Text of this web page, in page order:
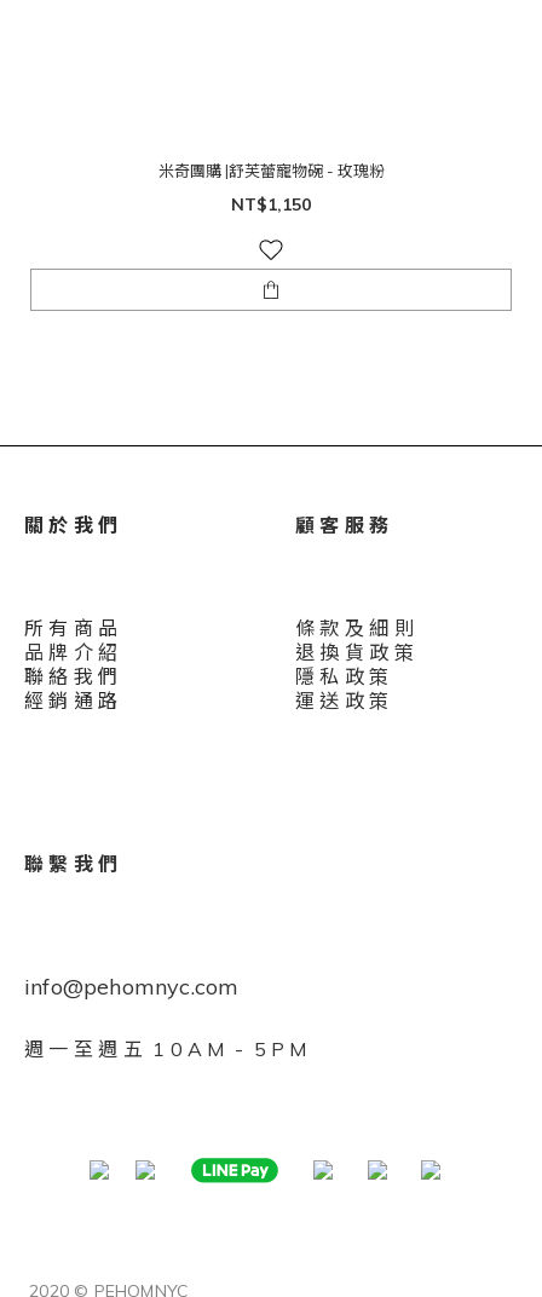
米奇團購 |舒芙蕾寵物碗 - 玫瑰粉
NT$1,150
關 於 我 們
所 有 商 品
品 牌 介 紹
聯 絡 我 們
經 銷 通 路
顧 客 服 務
條 款 及 細 則
退 換 貨 政 策
隱 私 政 策
運 送 政 策
聯 繫 我 們
info@pehomnyc.com
週 一 至 週 五 1 0 A M - 5 P M
2020 © PEHOMNYC